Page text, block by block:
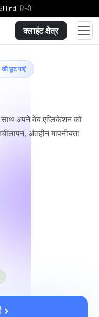
Hindi हिन्दी
क्लाइंट क्षेत्र
छूट पाएं
साथ अपने वेब एप्लिकेशन को
अंतहीन मापनीयता